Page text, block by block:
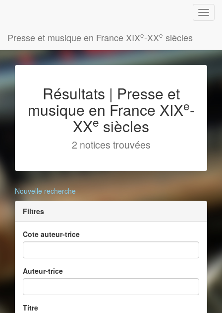
Presse et musique en France XIXe-XXe siècles
Résultats | Presse et
musique en France XIXe-
XXe siècles
2 notices trouvées
Nouvelle recherche
Filtres
Cote auteur-trice
Auteur-trice
Titre